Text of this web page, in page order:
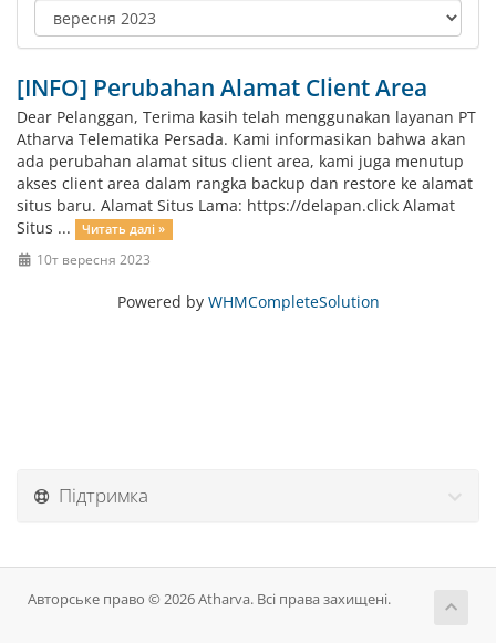
[INFO] Perubahan Alamat Client Area
Dear Pelanggan, Terima kasih telah menggunakan layanan PT
Atharva Telematika Persada. Kami informasikan bahwa akan
ada perubahan alamat situs client area, kami juga menutup
akses client area dalam rangka backup dan restore ke alamat
situs baru. Alamat Situs Lama: https://delapan.click Alamat
Situs ...
Читать далі »
10т вересня 2023
Powered by WHMCompleteSolution
Підтримка
Авторське право © 2026 Atharva. Всі права захищені.